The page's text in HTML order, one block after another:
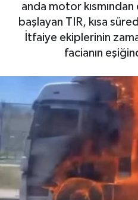
anda motor
başlayan TIR, kısa
İtfaiye ekiplerinin
facianın
Genel
Gündem
Sağlık
Siyaset
Spor
Türkiye